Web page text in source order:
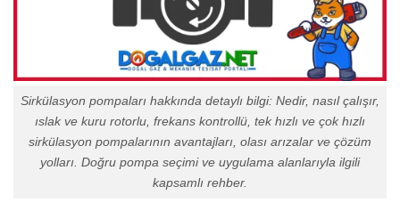
Sirkülasyon pompaları hakkında detaylı bilgi: Nedir, nasıl çalışır,
ıslak ve kuru rotorlu, frekans kontrollü, tek hızlı ve çok hızlı
sirkülasyon pompalarının avantajları, olası arızalar ve çözüm
yolları. Doğru pompa seçimi ve uygulama alanlarıyla ilgili
kapsamlı rehber.